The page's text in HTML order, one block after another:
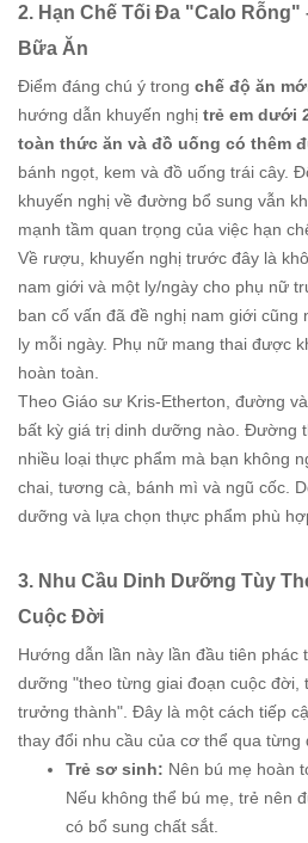
2. Hạn Chế Tối Đa "Calo
Bữa Ăn
Điểm đáng chú ý trong chế độ ăn
hướng dẫn khuyến nghị trẻ em dưới
toàn thức ăn và đồ uống có thêm
bánh ngọt, kem và đồ uống trái cây.
khuyến nghị về đường bổ sung vẫn
mạnh tầm quan trọng của việc hạn
Về rượu, khuyến nghị trước đây là
nam giới và một ly/ngày cho phụ nữ
ban cố vấn đã đề nghị nam giới cũng
ly mỗi ngày. Phụ nữ mang thai được
hoàn toàn.
Theo Giáo sư Kris-Etherton, đường
bất kỳ giá trị dinh dưỡng nào. Đường
nhiều loại thực phẩm mà bạn không
chai, tương cà, bánh mì và ngũ cốc.
dưỡng và lựa chọn thực phẩm phù
3. Nhu Cầu Dinh Dưỡng Tùy
Cuộc Đời
Hướng dẫn lần này lần đầu tiên phác
dưỡng "theo từng giai đoạn cuộc đời,
trưởng thành". Đây là một cách tiếp
thay đổi nhu cầu của cơ thể qua từng
Trẻ sơ sinh: Nên bú mẹ hoàn
Nếu không thể bú mẹ, trẻ nên
có bổ sung chất sắt.